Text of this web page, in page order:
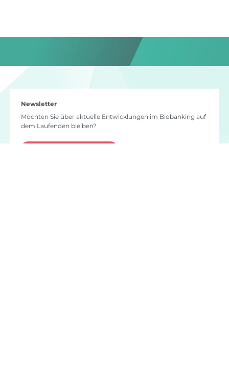
Newsletter
Möchten Sie über aktuelle Entwicklungen im Biobanking auf
dem Laufenden bleiben?